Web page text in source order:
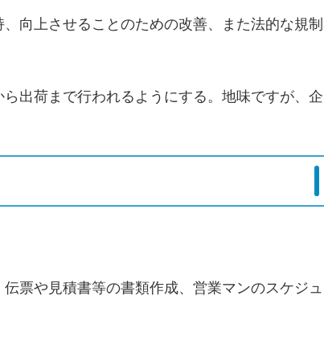
向上させることのための改善、また法的な規制
出荷まで行われるようにする。地味ですが、企
票や見積書等の書類作成、営業マンのスケジュ